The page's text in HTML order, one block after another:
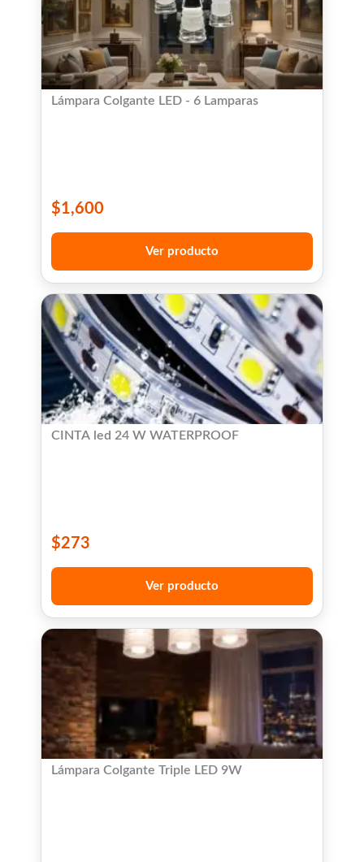
Lámpara Colgante LED - 6 Lamparas
$1,600
Ver producto
CINTA led 24 W WATERPROOF
$273
Ver producto
Lámpara Colgante Triple LED 9W